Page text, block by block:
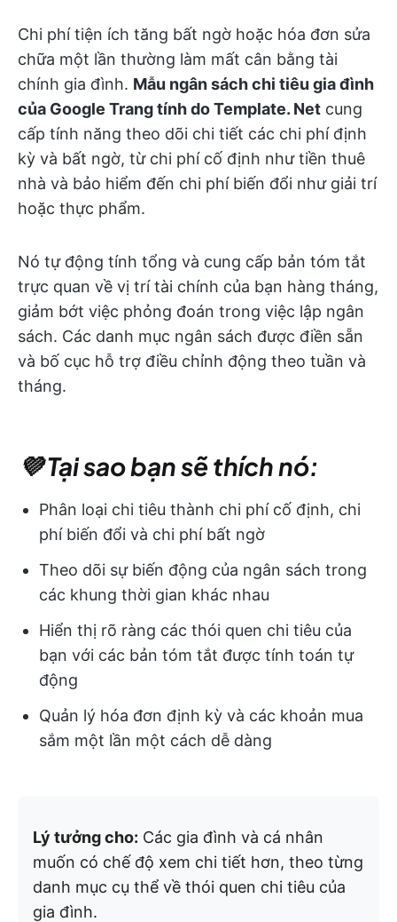
Chi phí tiện ích tăng bất ngờ hoặc hóa đơn sửa
chữa một lần thường làm mất cân bằng tài
chính gia đình. Mẫu ngân sách chi tiêu gia đình
của Google Trang tính do Template. Net cung
cấp tính năng theo dõi chi tiết các chi phí định
kỳ và bất ngờ, từ chi phí cố định như tiền thuê
nhà và bảo hiểm đến chi phí biến đổi như giải trí
hoặc thực phẩm.
Nó tự động tính tổng và cung cấp bản tóm tắt
trực quan về vị trí tài chính của bạn hàng tháng,
giảm bớt việc phỏng đoán trong việc lập ngân
sách. Các danh mục ngân sách được điền sẵn
và bố cục hỗ trợ điều chỉnh động theo tuần và
tháng.
💜 Tại sao bạn sẽ thích nó:
Phân loại chi tiêu thành chi phí cố định, chi
phí biến đổi và chi phí bất ngờ
Theo dõi sự biến động của ngân sách trong
các khung thời gian khác nhau
Hiển thị rõ ràng các thói quen chi tiêu của
bạn với các bản tóm tắt được tính toán tự
động
Quản lý hóa đơn định kỳ và các khoản mua
sắm một lần một cách dễ dàng
Lý tưởng cho: Các gia đình và cá nhân
muốn có chế độ xem chi tiết hơn, theo từng
danh mục cụ thể về thói quen chi tiêu của
gia đình.